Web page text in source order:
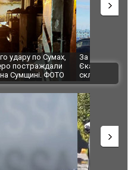
з Україною: в
дронів загорівся
ВІДЕО
"Мої